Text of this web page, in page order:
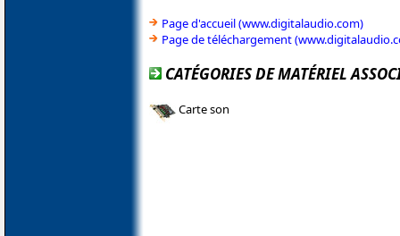
Page d'accueil (www.digitalaudio.com)
Page de téléchargement
CATÉGORIES DE MATÉRIEL
Carte son